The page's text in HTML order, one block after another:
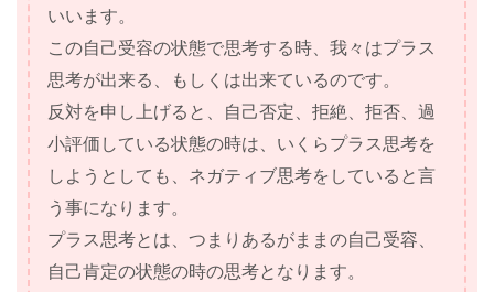
いいます。
この自己受容の状態で思考する時、我々はプラス
思考が出来る、もしくは出来ているのです。
反対を申し上げると、自己否定、拒絶、拒否、過
小評価している状態の時は、いくらプラス思考を
しようとしても、ネガティブ思考をしていると言
う事になります。
プラス思考とは、つまりあるがままの自己受容、
自己肯定の状態の時の思考となります。